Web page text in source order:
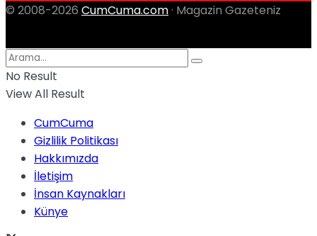
© 2008-2026 CumCuma.com · Magazin Gazeteniz
No Result
View All Result
CumCuma
Gizlilik Politikası
Hakkımızda
İletişim
İnsan Kaynakları
Künye